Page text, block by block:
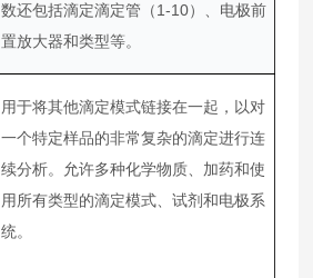
数还包括滴定滴定管（1-10）、电极前
置放大器和类型等。
用于将其他滴定模式链接在一起，以对
一个特定样品的非常复杂的滴定进行连
续分析。允许多种化学物质、加药和使
用所有类型的滴定模式、试剂和电极系
统。